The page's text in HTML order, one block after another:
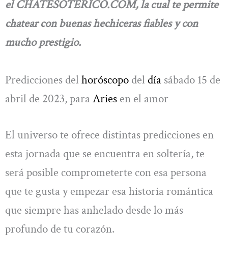
el CHATESOTERICO.COM, la cual te permite
chatear con buenas hechiceras fiables y con
mucho prestigio.
Predicciones del horóscopo del día sábado 15 de
abril de 2023, para Aries en el amor
El universo te ofrece distintas predicciones en
esta jornada que se encuentra en soltería, te
será posible comprometerte con esa persona
que te gusta y empezar esa historia romántica
que siempre has anhelado desde lo más
profundo de tu corazón.